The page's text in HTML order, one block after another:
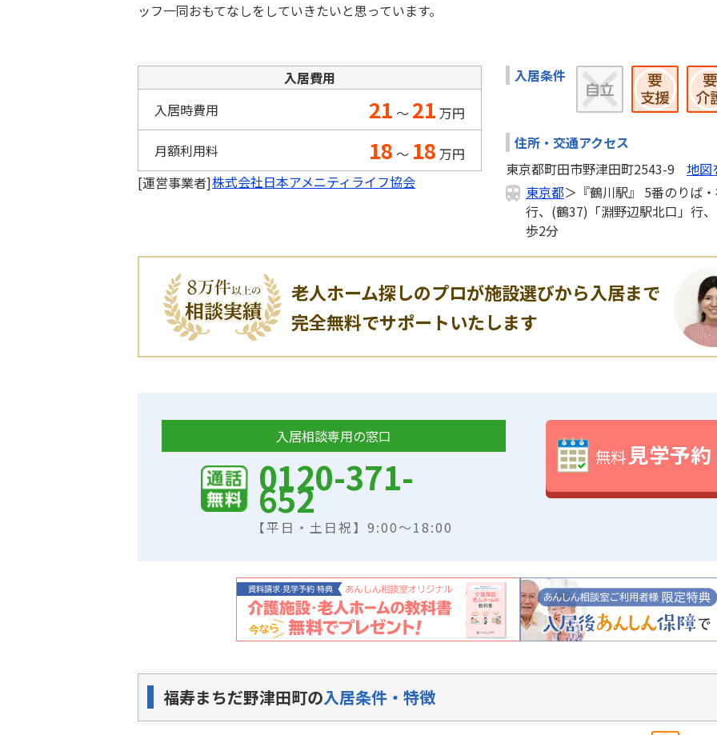
ッフ一同おもてなしをしていきたいと思っています。
入居費用
入居時費用
21 ～ 21 万円
月額利用料
18 ～ 18 万円
[運営事業者]株式会社日本アメニティライフ協会
入居条件
住所・交通アクセス
東京都町田市野津田町2543-9
地図
東京都＞『鶴川駅』 5番のりば
行、(鶴37)「淵野辺駅北口」行
歩2分
老人ホーム探しのプロが施設選びから入居まで
完全無料でサポートいたします
入居相談専用の窓口
0120-371-
652
【平日・土日祝】9:00～18:00
無料 見学予約
福寿まちだ野津田町の入居条件・特徴